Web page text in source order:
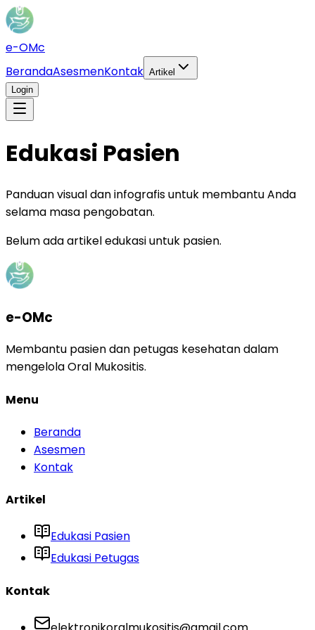
e-OMc
BerandaAsesmenKontak Artikel
Login
Edukasi Pasien
Panduan visual dan infografis untuk membantu Anda
selama masa pengobatan.
Belum ada artikel edukasi untuk pasien.
e-OMc
Membantu pasien dan petugas kesehatan dalam
mengelola Oral Mukositis.
Menu
Beranda
Asesmen
Kontak
Artikel
Edukasi Pasien
Edukasi Petugas
Kontak